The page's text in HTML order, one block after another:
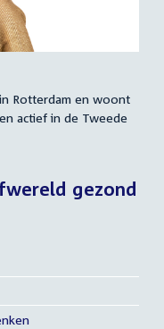
Rotterdam en woont
actief in de Tweede
gezond